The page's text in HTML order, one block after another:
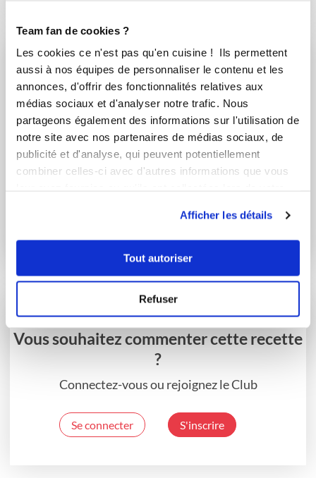
Team fan de cookies ?
Les cookies ce n'est pas qu'en cuisine ! Ils permettent
aussi à nos équipes de personnaliser le contenu et les
annonces, d'offrir des fonctionnalités relatives aux
médias sociaux et d'analyser notre trafic. Nous
partageons également des informations sur l'utilisation de
notre site avec nos partenaires de médias sociaux, de
publicité et d'analyse, qui peuvent potentiellement
combiner celles-ci avec d'autres informations que vous
Afficher les détails
Tout autoriser
Refuser
Conseillère Guy Demarle
VELOUTE D'ENDIVES
Vous souhaitez commenter cette recette
?
Connectez-vous ou rejoignez le Club
Se connecter S'inscrire